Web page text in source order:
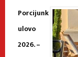
Porcijunk
ulovo
2026. –